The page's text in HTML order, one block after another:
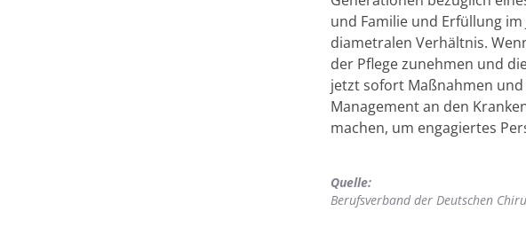
und Familie und Erfüllung
diametralen Verhältnis.
der Pflege zunehmen und
jetzt sofort Maßnahmen
Management an den
machen, um engagiertes
Quelle:
Berufsverband der Deutschen